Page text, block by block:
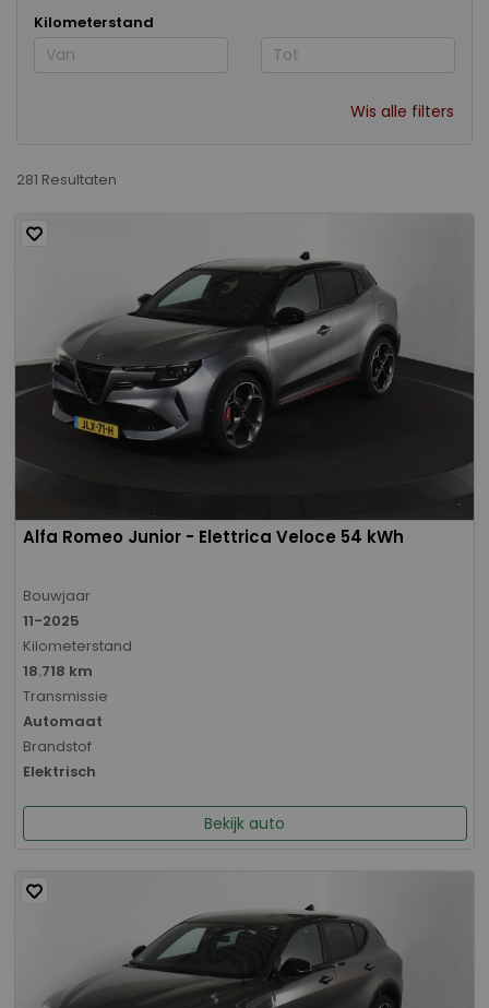
Kilometerstand
Wis alle filters
281 Resultaten
Alfa Romeo Junior - Elettrica Veloce 54 kWh
Bouwjaar
11-2025
Kilometerstand
18.718 km
Transmissie
Automaat
Brandstof
Elektrisch
Bekijk auto